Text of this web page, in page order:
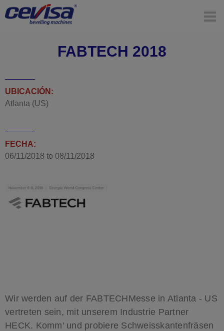
FABTECH 2018
UBICACIÓN:
Atlanta (US)
FECHA:
06/11/2018 to 08/11/2018
Wir werden auf der FABTECHMesse in Atlanta - US
vertreten sein, mit unserem Industrie Partner
HECK. Komm' und probiere Schweisskantenfräsen